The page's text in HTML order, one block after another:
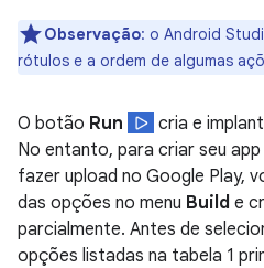
Observação: o Android
rótulos e a ordem de algumas
O botão Run
cria e
No entanto, para criar seu
fazer upload no Google Play,
das opções no menu Build e
parcialmente. Antes de
opções listadas na tabela 1